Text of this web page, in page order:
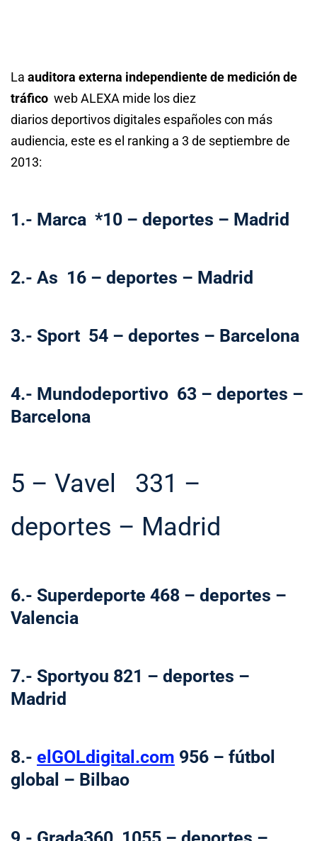
La auditora externa independiente de medición de
tráfico web ALEXA mide los diez
diarios deportivos digitales españoles con más
audiencia, este es el ranking a 3 de septiembre de
2013:
1.- Marca *10 – deportes – Madrid
2.- As 16 – deportes – Madrid
3.- Sport 54 – deportes – Barcelona
4.- Mundodeportivo 63 – deportes –
Barcelona
5 – Vavel 331 –
deportes – Madrid
6.- Superdeporte 468 – deportes –
Valencia
7.- Sportyou 821 – deportes –
Madrid
8.- elGOLdigital.com 956 – fútbol
global – Bilbao